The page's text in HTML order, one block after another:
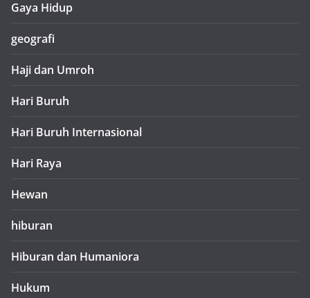
Gaya Hidup
geografi
Haji dan Umroh
Hari Buruh
Hari Buruh Internasional
Hari Raya
Hewan
hiburan
Hiburan dan Humaniora
Hukum